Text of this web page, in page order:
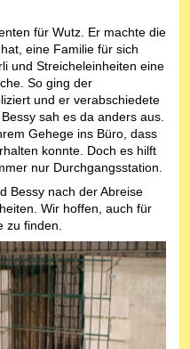
für Wutz. Er machte die
eine Familie für sich
und Streicheleinheiten eine
So ging der
und er verabschiedete
sah es da anders aus.
Gehege ins Büro, dass
konnte. Doch es hilft
nur Durchgangsstation.
Bessy nach der Abreise
Wir hoffen, auch für
zu finden.